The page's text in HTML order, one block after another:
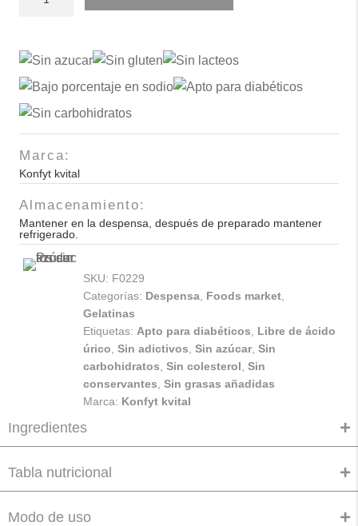
cantidad
Marca:
Konfyt kvital
Almacenamiento:
Mantener en la despensa, después de preparado mantener
refrigerado.
SKU: F0229
Categorías: Despensa Foods market
Gelatinas
Etiquetas: Apto para diabéticos
Libre de ácido
úrico Sin adictivos Sin azúcar, Sin
carbohidratos Sin colesterol Sin
conservantes Sin grasas añadidas
Marca: Konfyt kvital
Ingredientes
Tabla nutricional
Modo de uso